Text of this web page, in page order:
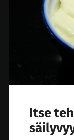
Itse